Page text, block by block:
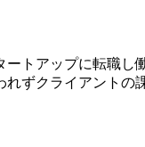
トアップに転職
ずクライアントの